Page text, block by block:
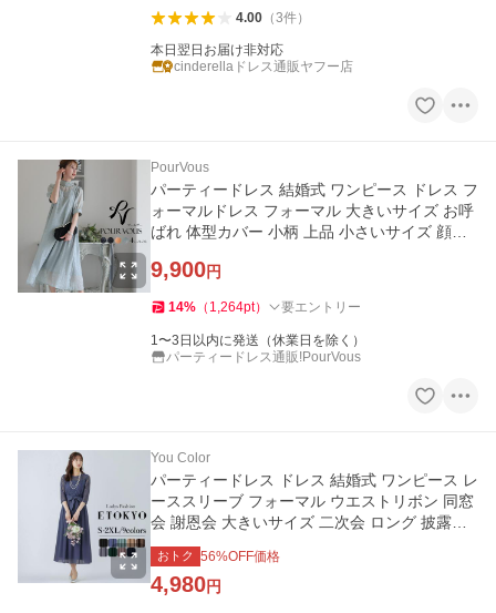
4.00（3件）
本日翌日お届け非対応
cinderellaドレス通販ヤフー店
PourVous
パーティードレス 結婚式 ワンピース ドレス フ
ォーマルドレス フォーマル 大きいサイズ お呼
ばれ 体型カバー 小柄 上品 小さいサイズ 顔合
9,900円
14% （ 1,264pt） 要エントリー
1〜3日以内に発送（休業日を除く）
パーティードレス通販!PourVous
You Color
パーティードレス ドレス 結婚式 ワンピース レ
ーススリーブ フォーマル ウエストリボン 同窓
会 謝恩会 大きいサイズ 二次会 ロング 披露宴
yj188528
おトク 56%OFF価格
4,980円